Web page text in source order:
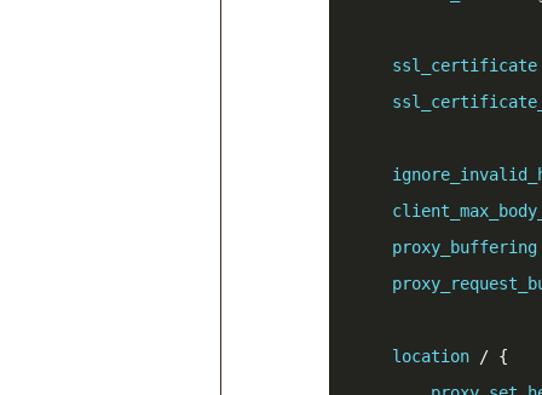
ssl_certificate
proxy_buffering
location / {